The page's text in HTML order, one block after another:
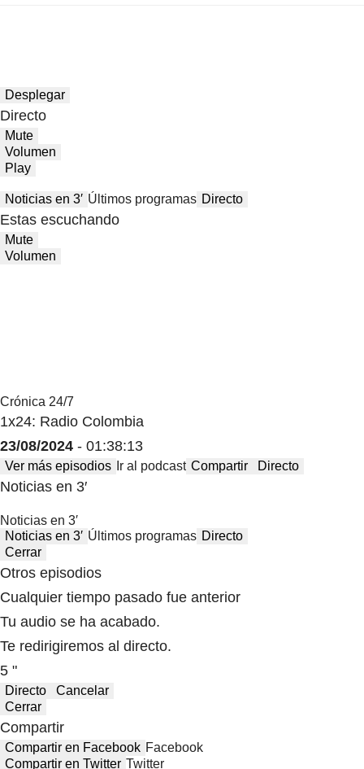
Desplegar
Directo
Mute
Volumen
Play
Noticias en 3′ Últimos programas
Estas escuchando
Mute
Crónica 24/7
1x24: Radio Colombia
23/08/2024- 01:38:13
Ver más episodios
Noticias en 3′
Noticias en 3′
Cerrar
Otros episodios
Cualquier tiempo pasado fue anterior
Tu audio se ha acabado.
Te redirigiremos al directo.
5 "
Directo
Cerrar
Compartir